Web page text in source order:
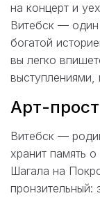
на концерт и
Витебск — один
богатой
вы легко
выступлениями,
Арт-
Витебск —
хранит память
Шагала на
пронзительный: